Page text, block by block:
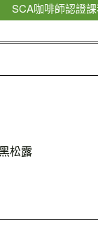
SCA咖啡師認證
松露